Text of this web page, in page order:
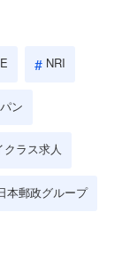
NRI
ン
クラス求人
本郵政グループ